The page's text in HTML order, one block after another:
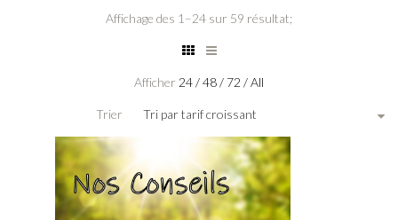
Affichage des 1–24 sur 59 résultat;
Afficher 24/48/ 72 /All
Trier Tri par tarif croissant